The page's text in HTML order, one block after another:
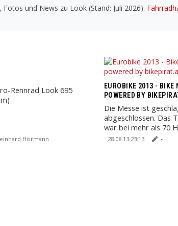
und News zu Look (Stand: Juli 2026).
Rennrad Look 695
Hörmann
EUROBIKE 2013 - BIKE
POWERED BY
Die Messe ist
abgeschlossen. Das
war bei mehr als 70
um Neuigkeiten ...
28.08.13 23:13